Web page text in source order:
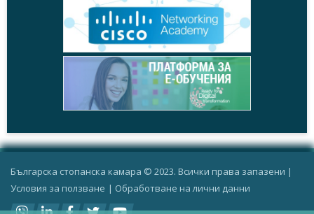
Българска стопанска камара © 2023. Всички права запазени |
Условия за ползване | Oбработване на лични данни